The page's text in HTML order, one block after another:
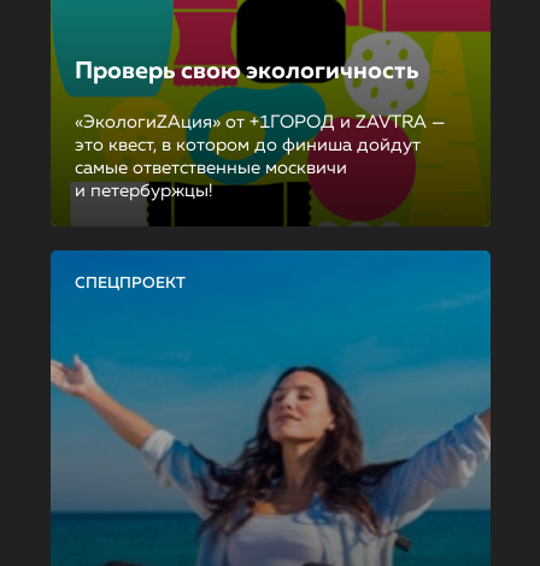
Проверь свою экологичность
«ЭкологиZAция» от +1ГОРОД и ZAVTRA —
это квест, в котором до финиша дойдут
самые ответственные москвичи
и петербуржцы!
СПЕЦПРОЕКТ